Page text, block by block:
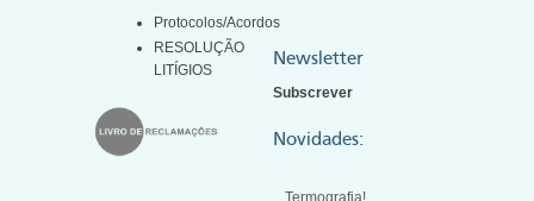
Protocolos/Acordos
RESOLUÇÃO
LITÍGIOS
Newsletter
Subscrever
Novidades:
Termografia!